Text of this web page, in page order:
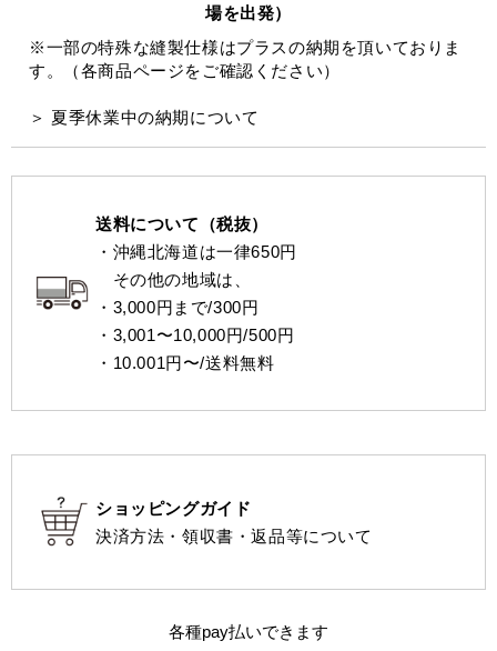
場を出発）
※一部の特殊な縫製仕様はプラスの納期を頂いておりま
す。（各商品ページをご確認ください）
＞ 夏季休業中の納期について
送料について（税抜）
・沖縄北海道は一律650円
その他の地域は、
・3,000円まで/300円
・3,001〜10,000円/500円
・10.001円〜/送料無料
ショッピングガイド
決済方法・領収書・返品等について
各種pay払いできます